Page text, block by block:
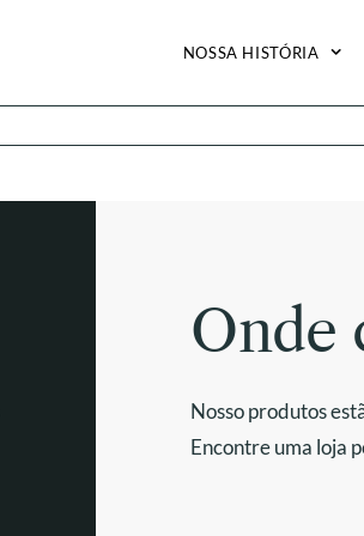
NOSSA HISTÓRIA
Onde
Nosso produtos
Encontre uma loja